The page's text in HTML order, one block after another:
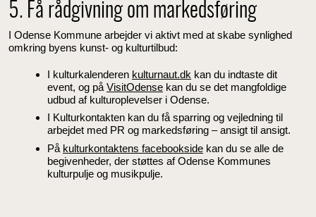
5. Få rådgivning om markedsføring
I Odense Kommune arbejder vi aktivt med at skabe synlighed
omkring byens kunst- og kulturtilbud:
I kulturkalenderen kulturnaut.dk kan du indtaste dit
event, og på VisitOdense kan du se det mangfoldige
udbud af kulturoplevelser i Odense.
I Kulturkontakten kan du få sparring og vejledning til
arbejdet med PR og markedsføring – ansigt til ansigt.
På kulturkontaktens facebookside kan du se alle de
begivenheder, der støttes af Odense Kommunes
kulturpulje og musikpulje.